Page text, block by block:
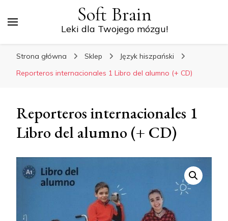
Soft Brain
Leki dla Twojego mózgu!
Strona główna Sklep
Język hiszpański
Reporteros internacionales 1 Libro del alumno (+ CD)
Reporteros internacionales 1
Libro del alumno (+ CD)